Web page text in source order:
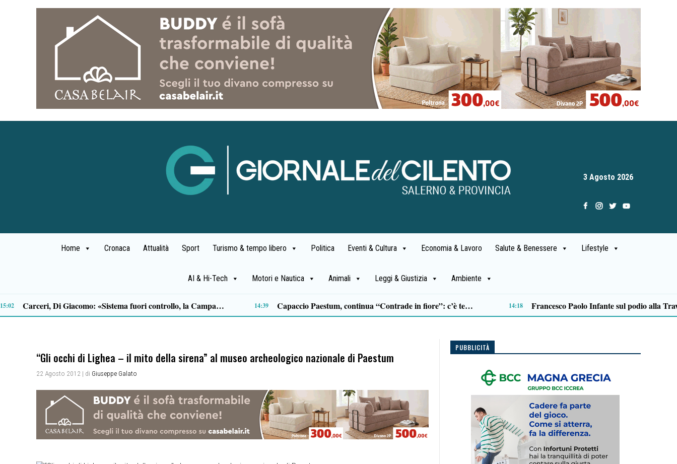
3 Agosto 2026
Home Cronaca Attualità Sport Turismo & tempo libero Politica Eventi & Cultura Economia & Lavoro Salute & Benessere Lifestyle
AI & Hi-Tech Motori e Nautica Animali Leggi & Giustizia Ambiente
Allerta meteo gialla in Campania: temporali improvvisi e intensi fino alle 21 12:11 Camion si ribalta sul raccordo Salerno-Avellino: disagi verso Fratte 11:50 “Legami intrecciati”, Pasqualina Montesano rompe il silenzio e trasforma il dolore in coraggio 11:29
“Gli occhi di Lighea – il mito della sirena” al museo archeologico nazionale di Paestum
22 Agosto 2012 | di Giuseppe Galato
PUBBLICITÀ